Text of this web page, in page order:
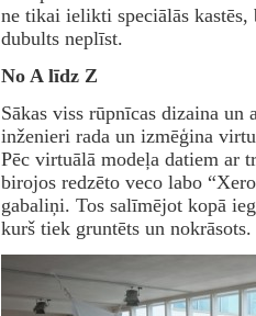
ne tikai ielikti speciālās
dubults neplīst.
No A līdz Z
Sākas viss rūpnīcas dizaina
inženieri rada un izmēģina
Pēc virtuālā modeļa datiem ar
birojos redzēto veco labo
gabaliņi. Tos salīmējot kopā
kurš tiek gruntēts un nokrāsots.